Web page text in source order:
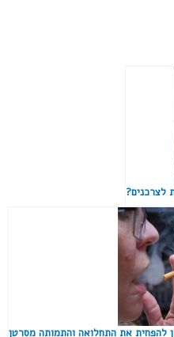
לצרכנים?
להפחית את התחלואה והתמותה מסרטן